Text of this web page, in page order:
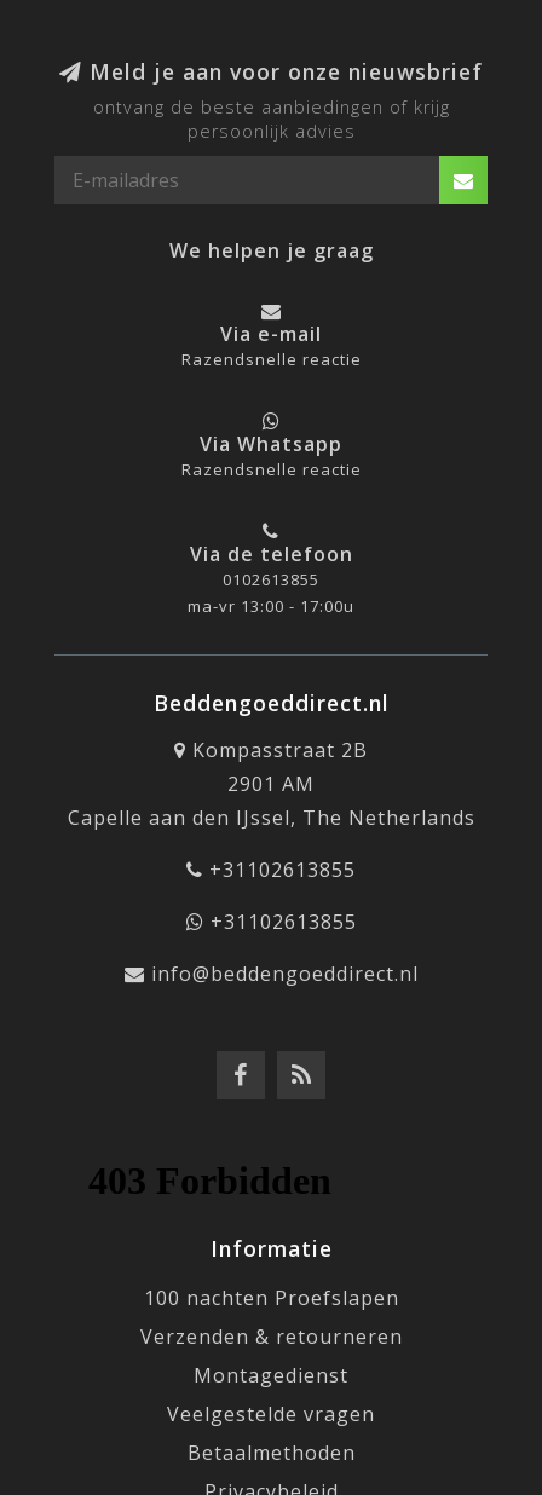
Meld je aan voor onze nieuwsbrief
ontvang de beste aanbiedingen of krijg
persoonlijk advies
We helpen je graag
Via e-mail
Razendsnelle reactie
Via Whatsapp
Razendsnelle reactie
Via de telefoon
0102613855
ma-vr 13:00 - 17:00u
Beddengoeddirect.nl
Kompasstraat 2B
2901 AM
Capelle aan den IJssel, The Netherlands
+31102613855
+31102613855
info@beddengoeddirect.nl
Informatie
100 nachten Proefslapen
Verzenden & retourneren
Montagedienst
Veelgestelde vragen
Betaalmethoden